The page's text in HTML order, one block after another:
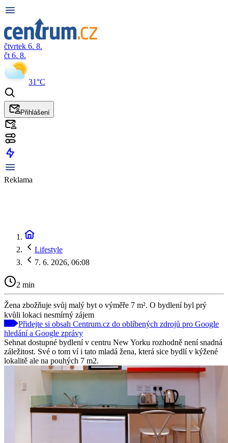
čtvrtek 6. 8.
čt 6. 8.
31°C
Přihlášení
Reklama
Lifestyle
7. 6. 2026, 06:08
2 min
Žena zbožňuje svůj malý byt o výměře 7 m². O bydlení byl prý
kvůli lokaci nesmírný zájem
Přidejte si obsah Centrum.cz do oblíbených zdrojů pro Google
hledání a Google zprávy
Sehnat dostupné bydlení v centru New Yorku rozhodně není snadná
záležitost. Své o tom ví i tato mladá žena, která sice bydlí v kýžené
lokalitě ale na pouhých 7 m2.